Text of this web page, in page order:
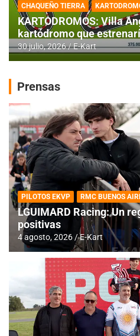
CHAQUEÑO TIERRA
KARTODROMOS: Villa
kartódromo que
30 julio, 2026 E-Kart
Prensas
PILOTOS EKVP RMC BUENOS
LGUIMARD Racing: Un
positivas
4 agosto, 2026 E-Kart